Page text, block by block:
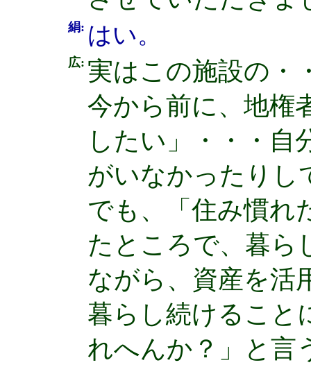
絹: はい。
広: 実はこの施設の・
今から前に、地権
したい」・・・自
がいなかったりし
でも、「住み慣れ
たところで、暮ら
ながら、資産を活
暮らし続けること
れへんか？」と言